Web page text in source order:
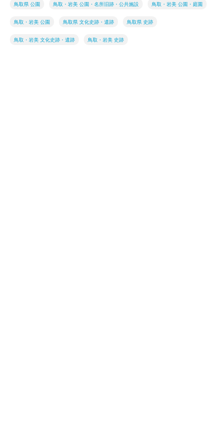
鳥取県 公園 鳥取・岩美 公園・名所旧跡・公共施設 鳥取・岩美 公園・庭園
鳥取・岩美 公園 鳥取県 文化史跡・遺跡 鳥取県 史跡
鳥取・岩美 文化史跡・遺跡 鳥取・岩美 史跡